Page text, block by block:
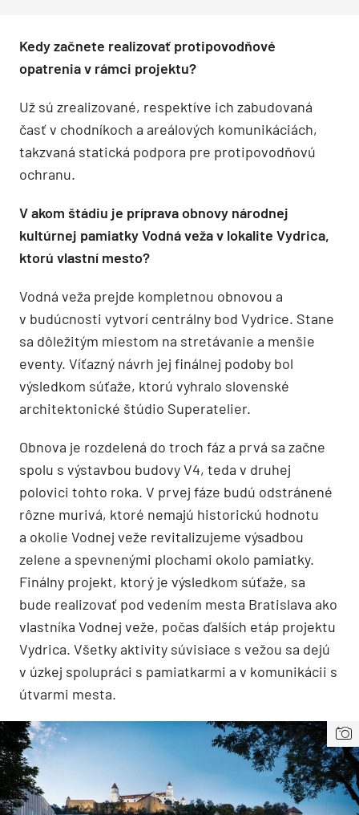
Kedy začnete realizovať protipovodňové
opatrenia v rámci projektu?
Už sú zrealizované, respektíve ich zabudovaná
časť v chodníkoch a areálových komunikáciách,
takzvaná statická podpora pre protipovodňovú
ochranu.
V akom štádiu je príprava obnovy národnej
kultúrnej pamiatky Vodná veža v lokalite Vydrica,
ktorú vlastní mesto?
Vodná veža prejde kompletnou obnovou a
v budúcnosti vytvorí centrálny bod Vydrice. Stane
sa dôležitým miestom na stretávanie a menšie
eventy. Víťazný návrh jej finálnej podoby bol
výsledkom súťaže, ktorú vyhralo slovenské
architektonické štúdio Superatelier.
Obnova je rozdelená do troch fáz a prvá sa začne
spolu s výstavbou budovy V4, teda v druhej
polovici tohto roka. V prvej fáze budú odstránené
rôzne murivá, ktoré nemajú historickú hodnotu
a okolie Vodnej veže revitalizujeme výsadbou
zelene a spevnenými plochami okolo pamiatky.
Finálny projekt, ktorý je výsledkom súťaže, sa
bude realizovať pod vedením mesta Bratislava ako
vlastníka Vodnej veže, počas ďalších etáp projektu
Vydrica. Všetky aktivity súvisiace s vežou sa dejú
v úzkej spolupráci s pamiatkarmi a v komunikácii s
útvarmi mesta.